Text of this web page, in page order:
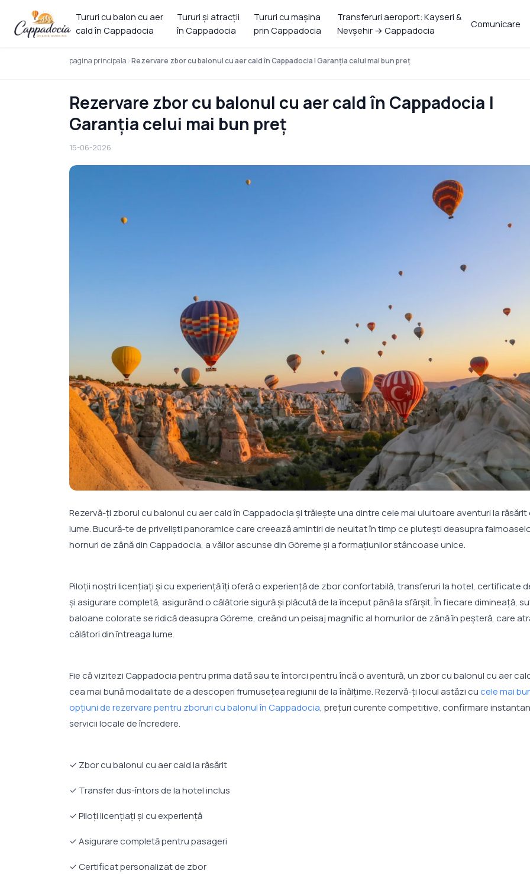
Tururi cu balon cu aer
cald în Cappadocia
Tururi și atracții
în Cappadocia
Tururi cu mașina
prin Cappadocia
Transferuri aeroport: Kayseri &
Nevşehir → Cappadocia
Comunicare
pagina principala Rezervare zbor cu balonul cu aer cald în Cappadocia | Garanția celui mai bun preț
Rezervare zbor cu balonul cu aer cald în Cappadocia |
Garanția celui mai bun preț
15-06-2026
Rezervă-ți zborul cu balonul cu aer cald în Cappadocia și trăiește una dintre cele mai uluitoare aventuri la răsărit
lume. Bucură-te de priveliști panoramice care creează amintiri de neuitat în timp ce plutești deasupra
hornuri de zână din Cappadocia, a văilor ascunse din Göreme și a formațiunilor stâncoase unice.
Piloții noștri licențiați și cu experiență îți oferă o experiență de zbor confortabilă, transferuri la hotel, certificate
și asigurare completă, asigurând o călătorie sigură și plăcută de la început până la sfârșit. În fiecare dimineață,
baloane colorate se ridică deasupra Göreme, creând un peisaj magnific al hornurilor de zână în peșteră, care
călători din întreaga lume.
Fie că vizitezi Cappadocia pentru prima dată sau te întorci pentru încă o aventură, un zbor cu balonul cu aer
cea mai bună modalitate de a descoperi frumusețea regiunii de la înălțime. Rezervă-ți locul astăzi cucele mai
opțiuni de rezervare pentru zboruri cu balonul în Cappadocia, prețuri curente competitive, confirmare
servicii locale de încredere.
✓ Zbor cu balonul cu aer cald la răsărit
✓ Transfer dus-întors de la hotel inclus
✓ Piloți licențiați și cu experiență
✓ Asigurare completă pentru pasageri
✓ Certificat personalizat de zbor